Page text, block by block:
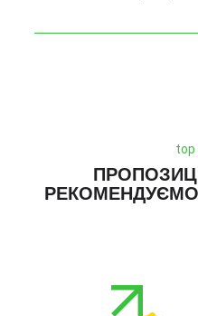
top
РЕКОМЕНДУЄМО